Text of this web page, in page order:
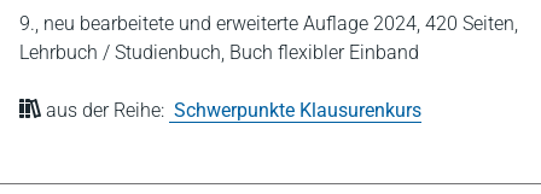
9., neu bearbeitete und erweiterte Auflage 2024, 420 Seiten,
Lehrbuch / Studienbuch, Buch flexibler Einband
aus der Reihe: Schwerpunkte Klausurenkurs